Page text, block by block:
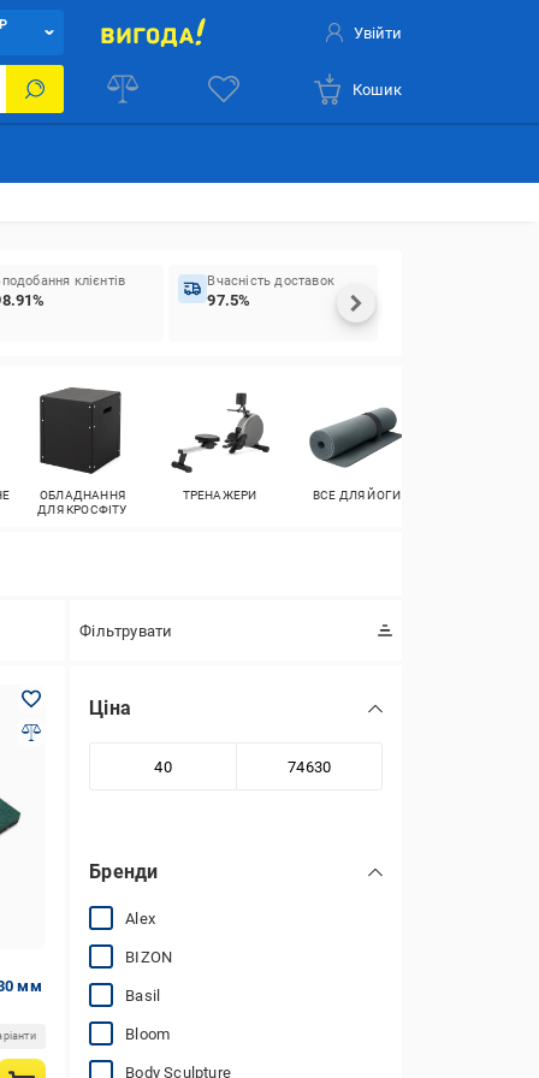
Увійти
Кошик
клієнтів Вчасність доставок
97.5%
ОБЛАДНАННЯ
ДЛЯ КРОСФІТУ
ТРЕНАЖЕРИ ВСЕ ДЛЯ ЙОГИ
Фільтрувати
мм
Ціна
Бренди
Alex
BIZON
Basil
Bloom
Body Sculpture